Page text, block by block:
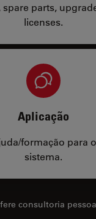
spare parts,
licenses.
Aplicação
formação para
sistema.
consultoria